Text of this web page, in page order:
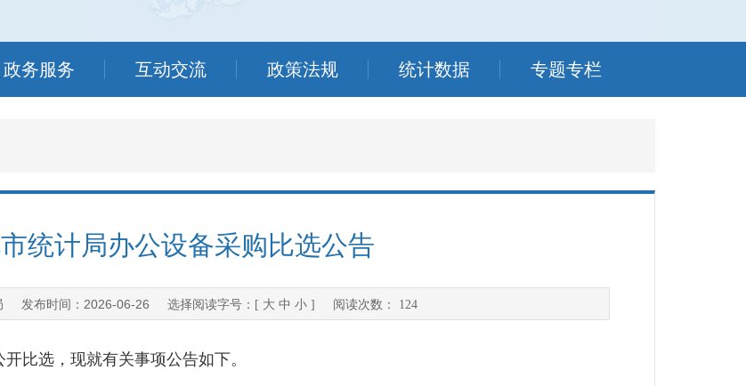
政务服务 互动交流 政策法规 统计数据 专题专栏
统计局办公设备采购比选公告
发布时间： 2026-06-26 选择阅读字号：[ 大 中 小] 阅读次数： 124
选，现就有关事项公告如下。